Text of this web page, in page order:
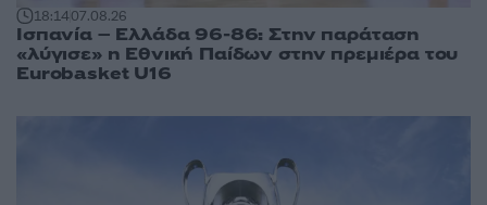
18:1407.08.26
Ισπανία – Ελλάδα 96-86: Στην παράταση
«λύγισε» η Εθνική Παίδων στην πρεμιέρα του
Eurobasket U16